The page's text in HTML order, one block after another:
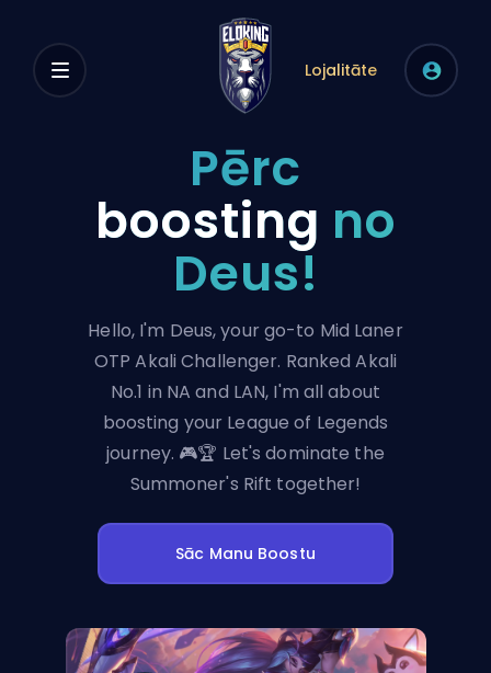
Lojalitāte
Pērc
boosting no
Deus!
Hello, I'm Deus, your go-to Mid Laner
OTP Akali Challenger. Ranked Akali
No.1 in NA and LAN, I'm all about
boosting your League of Legends
journey. 🎮🏆 Let's dominate the
Summoner's Rift together!
Sāc Manu Boostu